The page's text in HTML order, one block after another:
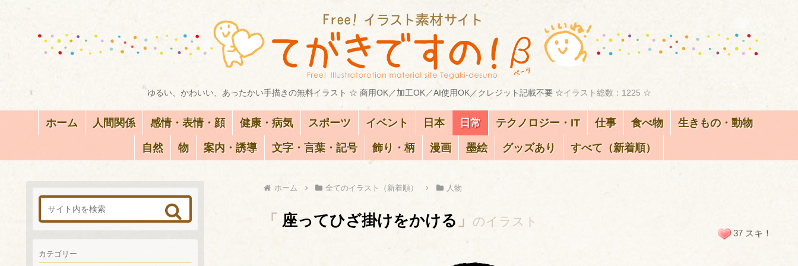
ゆるい、かわいい、あったかい手描きの無料イラスト ☆ 商用OK／加工OK／AI使用OK／クレジット記載不要 ☆イラスト総数：1225 ☆
ホーム 人間関係 感情・表情・顔 健康・病気 スポーツ イベント 日本 日常 テクノロジー・IT 仕事 食べ物 生きもの・動物
自然 物 案内・誘導 文字・言葉・記号 飾り・柄 漫画 墨絵 グッズあり すべて（新着順）
ホーム 全てのイラスト（新着順） 人物
「 座ってひざ掛けをかける 」 のイラスト
37 スキ！
カテゴリー